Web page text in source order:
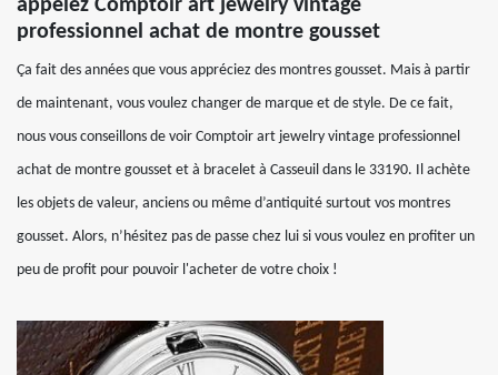
appelez Comptoir art jewelry vintage
professionnel achat de montre gousset
Ça fait des années que vous appréciez des montres gousset. Mais à partir
de maintenant, vous voulez changer de marque et de style. De ce fait,
nous vous conseillons de voir Comptoir art jewelry vintage professionnel
achat de montre gousset et à bracelet à Casseuil dans le 33190. Il achète
les objets de valeur, anciens ou même d’antiquité surtout vos montres
gousset. Alors, n’hésitez pas de passe chez lui si vous voulez en profiter un
peu de profit pour pouvoir l'acheter de votre choix !